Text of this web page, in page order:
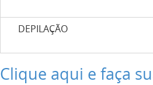
DEPILAÇÃO
Clique aqui e faça